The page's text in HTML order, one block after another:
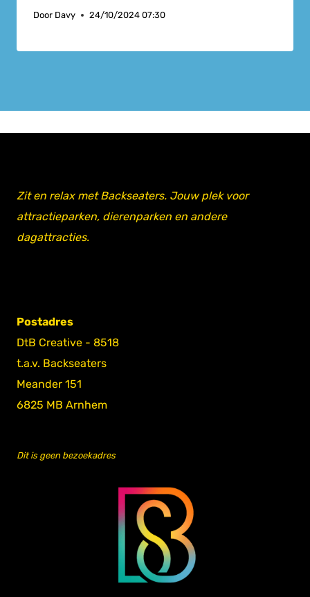
Door Davy 24/10/2024 07:30
Zit en relax met Backseaters. Jouw plek voor
attractieparken, dierenparken en andere
dagattracties.
Postadres
DtB Creative - 8518
t.a.v. Backseaters
Meander 151
6825 MB Arnhem
Dit is geen bezoekadres